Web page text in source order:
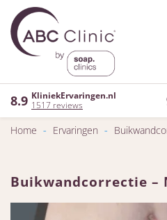
8.9 KliniekErvaringen.nl
1517 reviews
Home - Ervaringen -
Buikwandcorrectie –